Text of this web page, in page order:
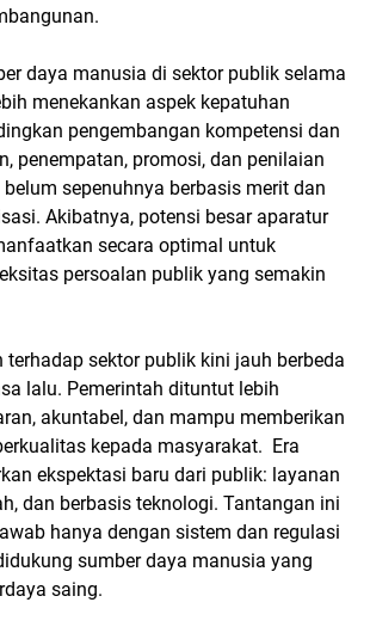
daya manusia di sektor publik selama
menekankan aspek kepatuhan
pengembangan kompetensi dan
penempatan, promosi, dan penilaian
sepenuhnya berbasis merit dan
Akibatnya, potensi besar aparatur
secara optimal untuk
persoalan publik yang semakin
terhadap sektor publik kini jauh berbeda
lalu. Pemerintah dituntut lebih
akuntabel, dan mampu memberikan
kepada masyarakat. Era
ekspektasi baru dari publik: layanan
dan berbasis teknologi. Tantangan ini
hanya dengan sistem dan regulasi
sumber daya manusia yang
saing.